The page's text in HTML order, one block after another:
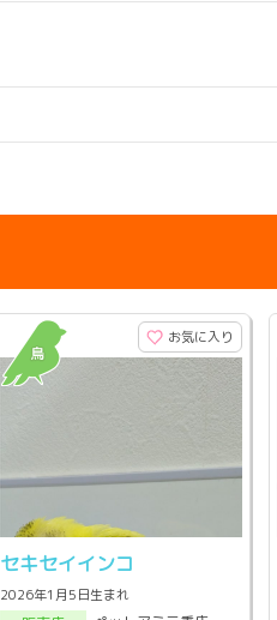
お気に入り
セキセイインコ
2026年1月5日生まれ